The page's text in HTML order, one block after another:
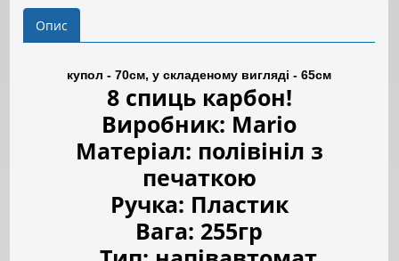
Опис
купол - 70см, у складеному вигляді - 65см
8 спиць карбон!
Виробник: Mario
Матеріал: полівініл з
печаткою
Ручка: Пластик
Вага: 255гр